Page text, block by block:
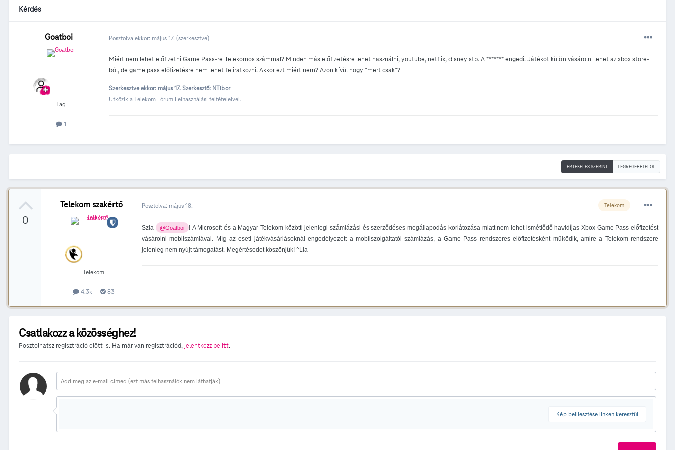
Kérdés
Goatboi
Tag
1
Posztolva ekkor: május 17. (szerkesztve)
Miért nem lehet előfizetni Game Pass-re Telekomos számmal? Minden más előfizetésre lehet használni, youtube, netflix, disney stb. A ******* engedi. Játékot külön vásárolni lehet az xbox store-
ból, de game pass előfizetésre nem lehet feliratkozni. Akkor ezt miért nem? Azon kívül hogy "mert csak"?
Szerkesztve ekkor: május 17. Szerkesztő: NTibor
Ütközik a Telekom Fórum Felhasználási feltételeivel.
ÉRTÉKELÉS SZERINT LEGRÉGEBBI ELÖL
0
Telekom szakértő
Telekom
4.3k 83
Telekom
Posztolva: május 18.
Szia @Goatboi
! A Microsoft és a Magyar Telekom közötti jelenlegi számlázási és szerződéses megállapodás korlátozása miatt nem lehet ismétlődő havidíjas Xbox Game Pass előfizetést
vásárolni mobilszámlával. Míg az eseti játékvásárlásoknál engedélyezett a mobilszolgáltatói számlázás, a Game Pass rendszeres előfizetésként működik, amire a Telekom rendszere
jelenleg nem nyújt támogatást. Megértésedet köszönjük! ^Lia
Csatlakozz a közösséghez!
Posztolhatsz regisztráció előtt is. Ha már van regisztrációd,jelentkezz be itt.
Kép beillesztése linken keresztül